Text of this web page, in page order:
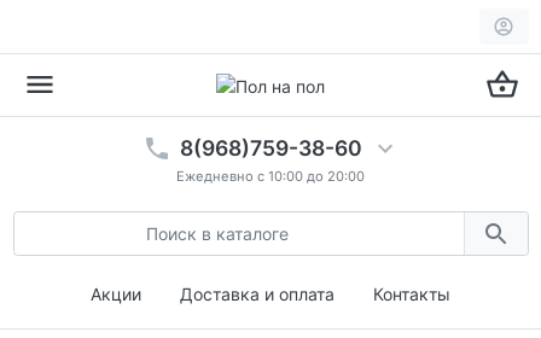
8(968)759-38-60
Ежедневно с 10:00 до 20:00
Акции Доставка и оплата Контакты